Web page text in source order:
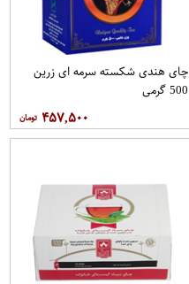
چای هندی شکسته سرمه ای زرین
500 گرمی
۴۵۷,۵۰۰